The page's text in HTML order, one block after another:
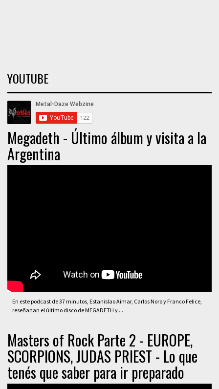
YOUTUBE
Megadeth - Último álbum y visita a la
Argentina
En este podcast de 37 minutos, Estanislao Aimar, Carlos Noro y Franco Felice,
reseñanan el último disco de MEGADETH y ...
Masters of Rock Parte 2 - EUROPE,
SCORPIONS, JUDAS PRIEST - Lo que
tenés que saber para ir preparado